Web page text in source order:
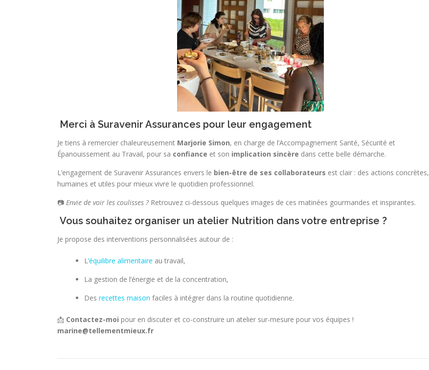
Merci à Suravenir Assurances pour leur engagement
Je tiens à remercier chaleureusement Marjorie Simon, en charge de l’Accompagnement Santé, Sécurité et
Épanouissement au Travail, pour sa confiance et son implication sincère dans cette belle démarche.
L’engagement de Suravenir Assurances envers le bien-être de ses collaborateurs est clair : des actions concrètes,
humaines et utiles pour mieux vivre le quotidien professionnel.
📷 Envie de voir les coulisses ?Retrouvez ci-dessous quelques images de ces matinées gourmandes et inspirantes.
Vous souhaitez organiser un atelier Nutrition dans votre entreprise ?
Je propose des interventions personnalisées autour de :
L ’équilibre alimentaire au travail,
La gestion de l’énergie et de la concentration,
Des recettes maison faciles à intégrer dans la routine quotidienne.
📩 Contactez-moi pour en discuter et co-construire un atelier sur-mesure pour vos équipes !
marine@tellementmieux.fr